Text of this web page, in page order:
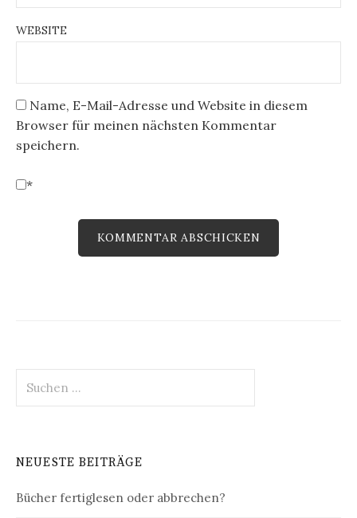
WEBSITE
Name, E-Mail-Adresse und Website in diesem
Browser für meinen nächsten Kommentar
speichern.
*
nach:
NEUESTE BEITRÄGE
Bücher fertiglesen oder abbrechen?